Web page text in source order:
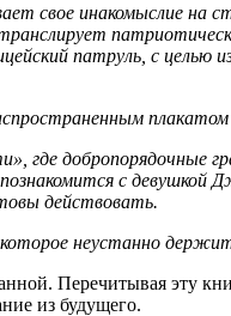
свое инакомыслие
патруль, с
где добропорядочные
с девушкой
действовать.
неустанно держит
Перечитывая эту
из будущего.